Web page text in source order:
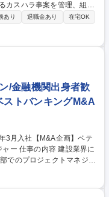
カスハラ事案を管理、組織
部として現場をサポートし
修、各種行内（カテゴリー
あり 退職金あり
在宅OK
/金融機関出身者歓
ストバンキングM&A
業界に
でのプロジェクトマネジメ
を一貫して担当いただきま